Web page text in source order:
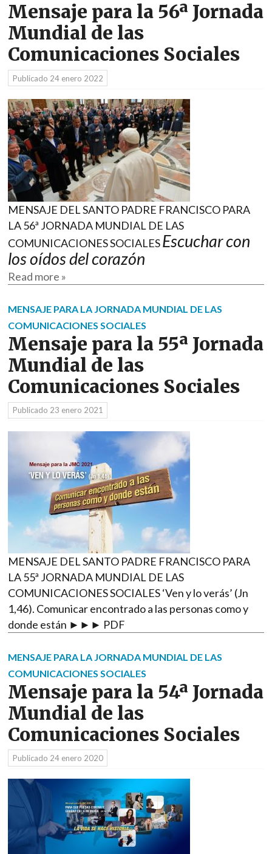
Mensaje para la 56ª Jornada
Mundial de las
Comunicaciones Sociales
Publicado 24 enero 2022
MENSAJE DEL SANTO PADRE FRANCISCO PARA
LA 56ª JORNADA MUNDIAL DE LAS
COMUNICACIONES SOCIALESEscuchar con
los oídos del corazón
Read more »
MENSAJE PARA LA JORNADA MUNDIAL DE LAS
COMUNICACIONES SOCIALES
Mensaje para la 55ª Jornada
Mundial de las
Comunicaciones Sociales
Publicado 23 enero 2021
MENSAJE DEL SANTO PADRE FRANCISCO PARA
LA 55ª JORNADA MUNDIAL DE LAS
COMUNICACIONES SOCIALES ‘Ven y lo verás’ (Jn
1,46). Comunicar encontrado a las personas como y
donde están ►►► PDF
MENSAJE PARA LA JORNADA MUNDIAL DE LAS
COMUNICACIONES SOCIALES
Mensaje para la 54ª Jornada
Mundial de las
Comunicaciones Sociales
Publicado 24 enero 2020